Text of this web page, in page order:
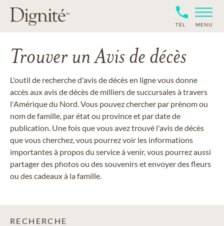
TÉL MENU
Trouver un Avis de décès
L'outil de recherche d'avis de décès en ligne vous donne
accès aux avis de décès de milliers de succursales à travers
l'Amérique du Nord. Vous pouvez chercher par prénom ou
nom de famille, par état ou province et par date de
publication. Une fois que vous avez trouvé l'avis de décès
que vous cherchez, vous pourrez voir les informations
importantes à propos du service à venir, vous pourrez aussi
partager des photos ou des souvenirs et envoyer des fleurs
ou des cadeaux à la famille.
RECHERCHE